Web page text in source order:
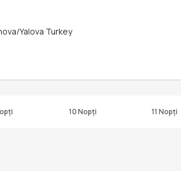
Yalova Turkey
10 Nopți 11 Nopți